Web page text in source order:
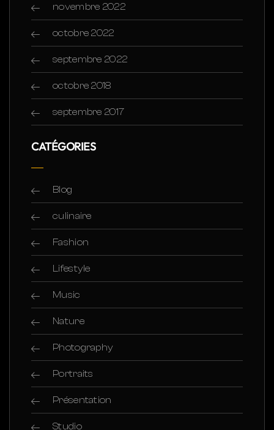
novembre 2022
octobre 2022
septembre 2022
octobre 2018
septembre 2017
CATÉGORIES
Blog
culinaire
Fashion
Lifestyle
Music
Nature
Photography
Portraits
Présentation
Studio